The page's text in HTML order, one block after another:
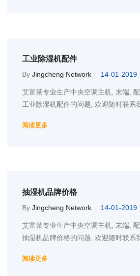
工业除湿机配件
By Jingcheng Network 14-01-2019
艾富莱专业生产中央空调主机, 末端,
工业除湿机配件的问题, 欢迎随时联系
阅读更多
抽湿机品牌价格
By Jingcheng Network 14-01-2019
艾富莱专业生产中央空调主机, 末端,
抽湿机品牌价格的问题, 欢迎随时联系
阅读更多